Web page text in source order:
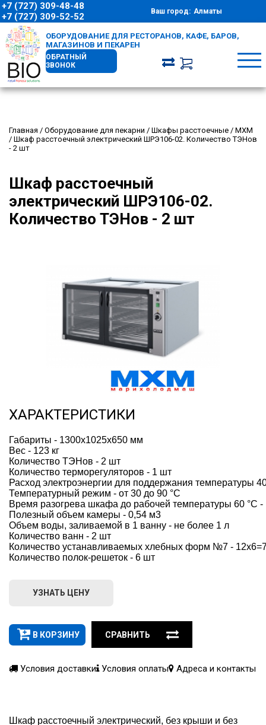
+7 (727) 309-48-48
+7 (727) 309-52-52
Ваш город: Алматы
ОБОРУДОВАНИЕ ДЛЯ РЕСТОРАНОВ, КАФЕ, БАРОВ,
МАГАЗИНОВ И ПЕКАРЕН
ОБРАТНЫЙ
ЗВОНОК
Главная / Оборудование для пекарни / Шкафы расстоечные / МХМ
/ Шкаф расстоечный электрический ШРЭ106-02. Количество ТЭНов
- 2 шт
Шкаф расстоечный
электрический ШРЭ106-02.
Количество ТЭНов - 2 шт
ХАРАКТЕРИСТИКИ
Габариты - 1300х1025х650 мм
Вес - 123 кг
Количество ТЭНов - 2 шт
Количество терморегуляторов - 1 шт
Расход электроэнергии для поддержания температуры
Температурный режим - от 30 до 90 °С
Время разогрева шкафа до рабочей температуры 60 °С
Полезный объем камеры - 0,54 м3
Объем воды, заливаемой в 1 ванну - не более 1 л
Количество ванн - 2 шт
Количество устанавливаемых хлебных форм №7 -
Количество полок-решеток - 6 шт
УЗНАТЬ ЦЕНУ
В КОРЗИНУ СРАВНИТЬ
Условия доставки Условия оплаты Адреса и контакты
Шкаф расстоечный электрический, без крыши и без